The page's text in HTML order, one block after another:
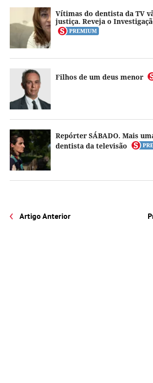
Vítimas do dentista da TV
justiça. Reveja o
Filhos de um deus menor
Repórter SÁBADO. Mais
dentista da televisão
Artigo Anterior